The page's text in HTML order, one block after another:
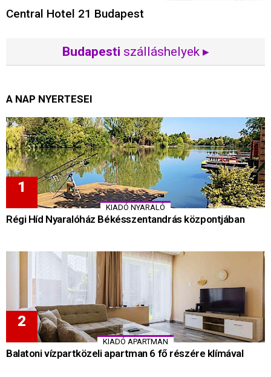
Central Hotel 21 Budapest
Budapesti szálláshelyek ▸
A NAP NYERTESEI
KIADÓ NYARALÓ
Régi Híd Nyaralóház Békésszentandrás központjában
KIADÓ APARTMAN
Balatoni vízpartközeli apartman 6 fő részére klímával